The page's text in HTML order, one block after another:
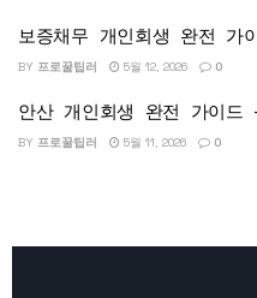
보증채무 개인회생 완전 가
BY 프로꿀팁러 5월 12, 2026 0
안산 개인회생 완전 가이드
BY 프로꿀팁러 5월 11, 2026 0